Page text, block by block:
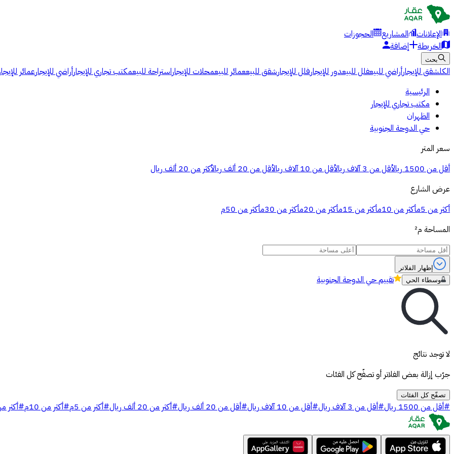
الإعلانات المشاريع
الحجوزات
الخريطة
إضافة
بحث
الكلشقق للإيجارأراضي للبيعفلل للبيعدور للإيجارفلل للإيجارشقق للبيععمائر للبيعمحلات للإيجاراستراحة للبيعمكتب تجاري للإيجارأراضي للإيجارعمائر للإيجار
الرئيسية
مكتب تجاري للإيجار
الظهران
حي الدوحة الجنوبية
سعر المتر
أقل من 1500 ريال
أقل من 3 آلاف ريال أقل من 10 آلاف ريال أقل من 20 ألف ريال
أكثر من 20 ألف ريال
عرض الشارع
أكثر من 5م
أكثر من 10م أكثر من 15م أكثر من 20م أكثر من 30م
أكثر من 50م
المساحة م²
إظهار الفلاتر
وسطاء الحي
تقييمحي الدوحة الجنوبية
لا توجد نتائج
جرّب إزالة بعض الفلاتر أو تصفّح كل الفئات
تصفّح كل الفئات
#أقل من 1500 ريال #أقل من 3 آلاف ريال #أقل من 10 آلاف ريال #أقل من 20 ألف ريال #أكثر من 20 ألف ريال #أكثر من 5م #أكثر من 10م #أكثر من